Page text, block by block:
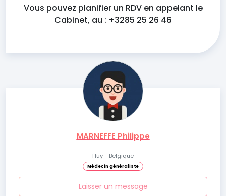
Vous pouvez planifier un RDV en appelant le
Cabinet, au : +3285 25 26 46
MARNEFFE Philippe
Huy - Belgique
Médecin généraliste
Laisser un message